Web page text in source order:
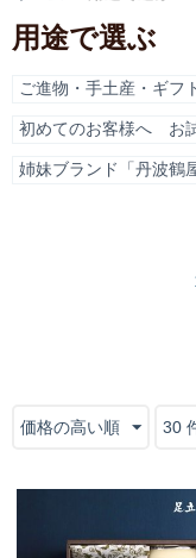
用途で選ぶ
ご進物・手土産・ギフ
初めてのお客様へ お
姉妹ブランド「丹波鶴
価格の高い順 30